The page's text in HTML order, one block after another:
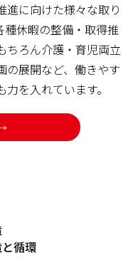
進に向けた様々な取り
種休暇の整備・取得推
ちろん介護・育児両立
の展開など、働きやす
を入れています。
循環